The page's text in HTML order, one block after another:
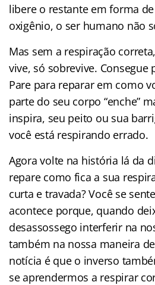
libere o restante em forma
oxigênio, o ser humano não
Mas sem a respiração
vive, só sobrevive. Consegue
Pare para reparar em como
parte do seu corpo “enche”
inspira, seu peito ou sua
você está respirando errado.
Agora volte na história lá da
repare como fica a sua
curta e travada? Você se
acontece porque, quando
desassossego interferir na
também na nossa maneira
notícia é que o inverso
se aprendermos a respirar